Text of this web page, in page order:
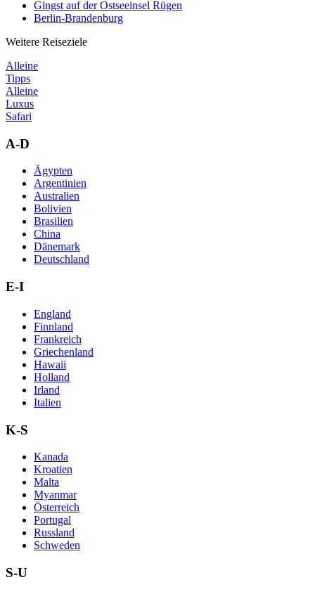
Gingst auf der Ostseeinsel Rügen
Berlin-Brandenburg
Weitere Reiseziele
Alleine
Tipps
Alleine
Luxus
Safari
A-D
Ägypten
Argentinien
Australien
Bolivien
Brasilien
China
Dänemark
Deutschland
E-I
England
Finnland
Frankreich
Griechenland
Hawaii
Holland
Irland
Italien
K-S
Kanada
Kroatien
Malta
Myanmar
Österreich
Portugal
Russland
Schweden
S-U